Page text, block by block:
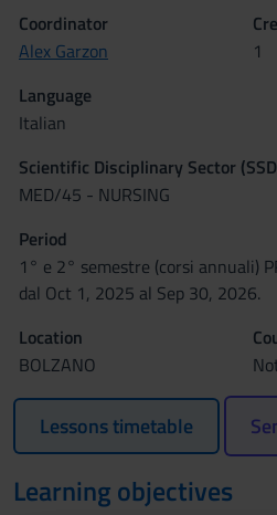
Coordinator
Alex Garzon
1
Language
Italian
Scientific Disciplinary Sector
MED/45 - NURSING
Period
1° e 2° semestre (corsi annuali)
dal Oct 1, 2025 al Sep 30, 2026.
Location
BOLZANO
Lessons timetable
Learning objectives